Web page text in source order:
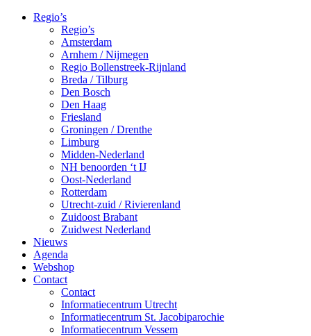
Regio’s
Regio’s
Amsterdam
Arnhem / Nijmegen
Regio Bollenstreek-Rijnland
Breda / Tilburg
Den Bosch
Den Haag
Friesland
Groningen / Drenthe
Limburg
Midden-Nederland
NH benoorden ‘t IJ
Oost-Nederland
Rotterdam
Utrecht-zuid / Rivierenland
Zuidoost Brabant
Zuidwest Nederland
Nieuws
Agenda
Webshop
Contact
Contact
Informatiecentrum Utrecht
Informatiecentrum St. Jacobiparochie
Informatiecentrum Vessem